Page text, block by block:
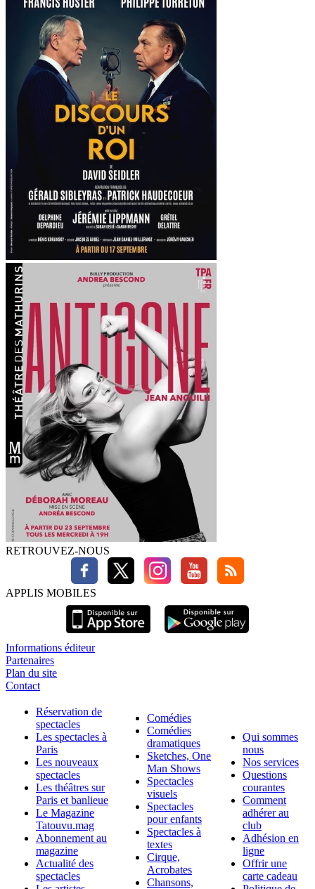
RETROUVEZ-NOUS
APPLIS MOBILES
Informations éditeur
Partenaires
Plan du site
Contact
Réservation de
spectacles
Les spectacles à
Paris
Les nouveaux
spectacles
Les théâtres sur
Paris et banlieue
Le Magazine
Tatouvu.mag
Abonnement au
magazine
Actualité des
spectacles
Comédies
Comédies
dramatiques
Sketches, One
Man Shows
Spectacles
visuels
Spectacles
pour enfants
Spectacles à
textes
Cirque,
Acrobates
Chansons,
Qui sommes
nous
Nos services
Questions
courantes
Comment
adhérer au
club
Adhésion en
ligne
Offrir une
carte cadeau